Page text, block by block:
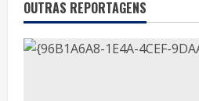
OUTRAS REPORTAGENS